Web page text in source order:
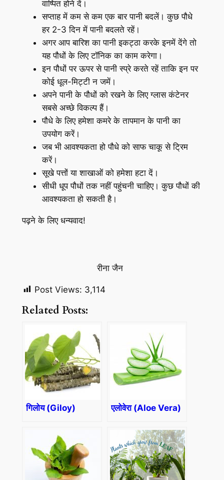
वाष्पित होने दें।
सप्ताह में कम से कम एक बार पानी बदलें। कुछ पौधे
हर 2-3 दिन में पानी बदलते रहें।
अगर आप बारिश का पानी इकट्ठा करके इनमें देंगे तो
यह पौधों के लिए टॉनिक का काम करेगा।
इन पौधों पर ऊपर से पानी स्प्रे करते रहें ताकि इन पर
कोई धूल-मिट्टी न जमें।
अपने पानी के पौधों को रखने के लिए ग्लास कंटेनर
सबसे अच्छे विकल्प हैं।
पौधे के लिए हमेशा कमरे के तापमान के पानी का
उपयोग करें।
जब भी आवश्यकता हो पौधे को साफ चाकू से ट्रिम
करें।
सूखे पत्तों या शाखाओं को हमेशा हटा दें।
सीधी धूप पौधों तक नहीं पहुंचनी चाहिए। कुछ पौधों की
आवश्यकता हो सकती है।
पढ़ने के लिए धन्यवाद!
रीना जैन
Post Views: 3,114
Related Posts:
गिलोय (Giloy) एलोवेरा (Aloe Vera)